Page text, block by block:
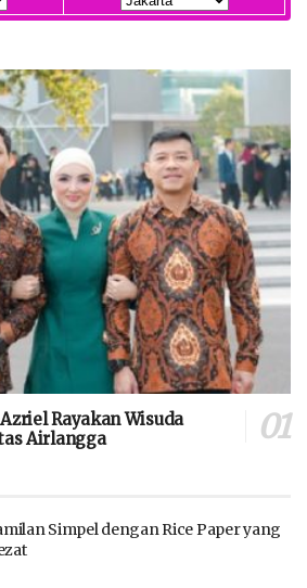
Rayakan Wisuda
Airlangga
Simpel dengan Rice Paper yang